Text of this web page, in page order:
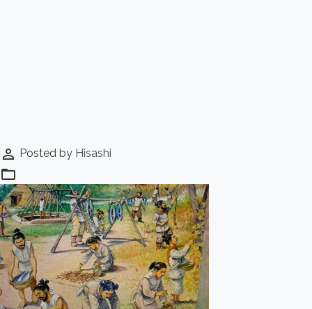
perm_identity Posted by Hisashi
folder_open